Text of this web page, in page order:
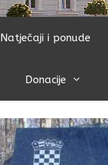
Natječaji i ponude
Donacije